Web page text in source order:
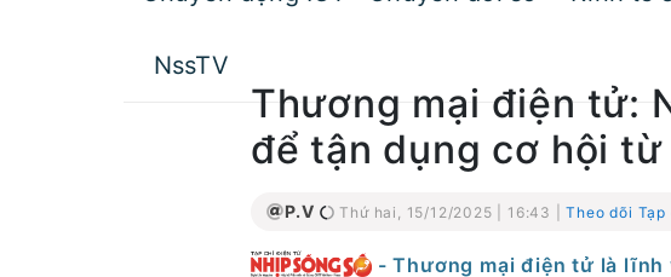
NssTV
Thương mại điện tử:
để tận dụng cơ hội
P.V Thứ hai, 15/12/2025 | 16:43 |Theo dõi Tạp
- Thương mại điện tử là lĩnh